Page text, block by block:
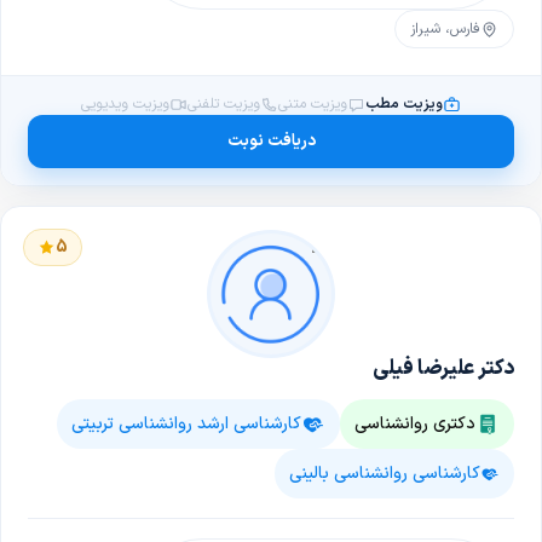
فارس، شیراز
ویزیت مطب ویزیت متنی ویزیت تلفنی ویزیت ویدیویی
دریافت نوبت
5
دکتر علیرضا فیلی
دکتری روانشناسی
کارشناسی ارشد روانشناسی تربیتی
کارشناسی روانشناسی بالینی